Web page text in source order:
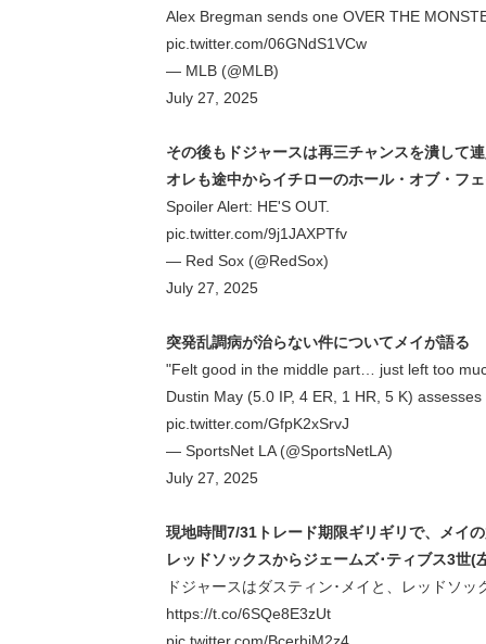
Alex Bregman sends one OVER THE
pic.twitter.com/06GNdS1VCw
— MLB (@MLB)
July 27, 2025
その後もドジャースは再三チャンスを潰して
オレも途中からイチローのホール・オブ・フ
Spoiler Alert: HE'S OUT.
pic.twitter.com/9j1JAXPTfv
— Red Sox (@RedSox)
July 27, 2025
突発乱調病が治らない件についてメイが語る
"Felt good in the middle part… just left too
Dustin May (5.0 IP, 4 ER, 1 HR, 5 K)
pic.twitter.com/GfpK2xSrvJ
— SportsNet LA (@SportsNetLA)
July 27, 2025
現地時間7/31トレード期限ギリギリで、メイ
レッドソックスからジェームズ･ティブス3
ドジャースはダスティン･メイと、レッドソ
https://t.co/6SQe8E3zUt